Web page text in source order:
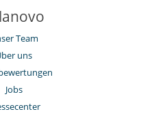
Team
uns
Jobs